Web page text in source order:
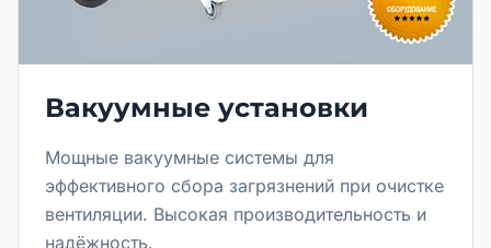
Вакуумные установки
Мощные вакуумные системы для
эффективного сбора загрязнений при очистке
вентиляции. Высокая производительность и
надёжность.